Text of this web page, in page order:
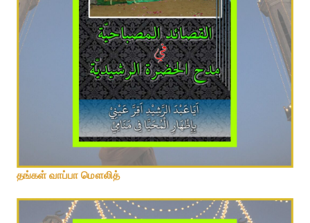
தங்கள் வாப்பா மௌலித்